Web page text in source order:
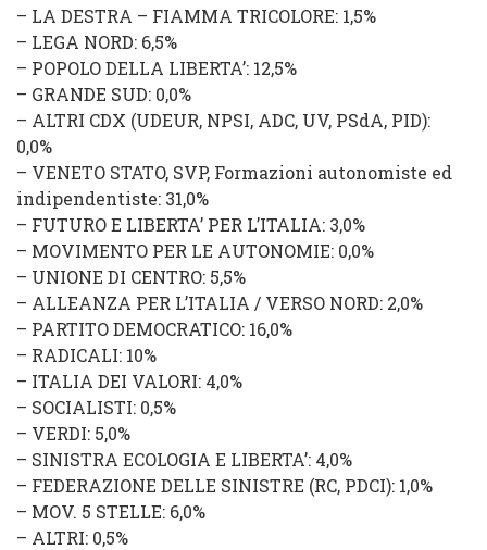
– LA DESTRA – FIAMMA TRICOLORE: 1,5%
– LEGA NORD: 6,5%
– POPOLO DELLA LIBERTA’: 12,5%
– GRANDE SUD: 0,0%
– ALTRI CDX (UDEUR, NPSI, ADC, UV, PSdA, PID):
0,0%
– VENETO STATO, SVP, Formazioni autonomiste ed
indipendentiste: 31,0%
– FUTURO E LIBERTA’ PER L’ITALIA: 3,0%
– MOVIMENTO PER LE AUTONOMIE: 0,0%
– UNIONE DI CENTRO: 5,5%
– ALLEANZA PER L’ITALIA / VERSO NORD: 2,0%
– PARTITO DEMOCRATICO: 16,0%
– RADICALI: 10%
– ITALIA DEI VALORI: 4,0%
– SOCIALISTI: 0,5%
– VERDI: 5,0%
– SINISTRA ECOLOGIA E LIBERTA’: 4,0%
– FEDERAZIONE DELLE SINISTRE (RC, PDCI): 1,0%
– MOV. 5 STELLE: 6,0%
– ALTRI: 0,5%